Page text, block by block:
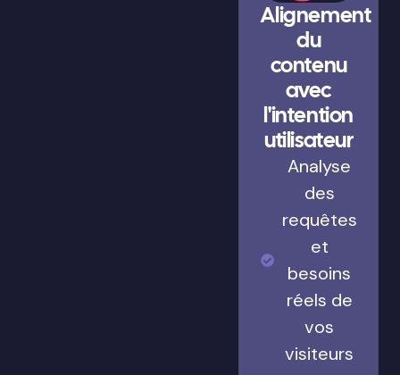
Alignement
du
contenu
avec
l'intention
utilisateur
Analyse
des
requêtes
et
besoins
réels de
vos
visiteurs